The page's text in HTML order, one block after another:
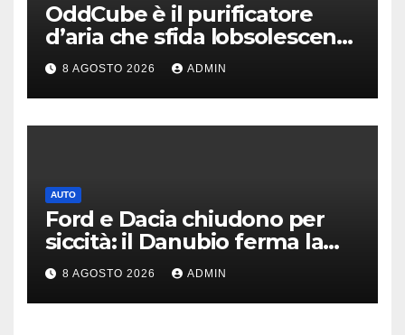
OddCube è il purificatore
d’aria che sfida lobsolescenza
programmata
8 AGOSTO 2026 ADMIN
AUTO
Ford e Dacia chiudono per
siccità: il Danubio ferma la
produzione auto
8 AGOSTO 2026 ADMIN